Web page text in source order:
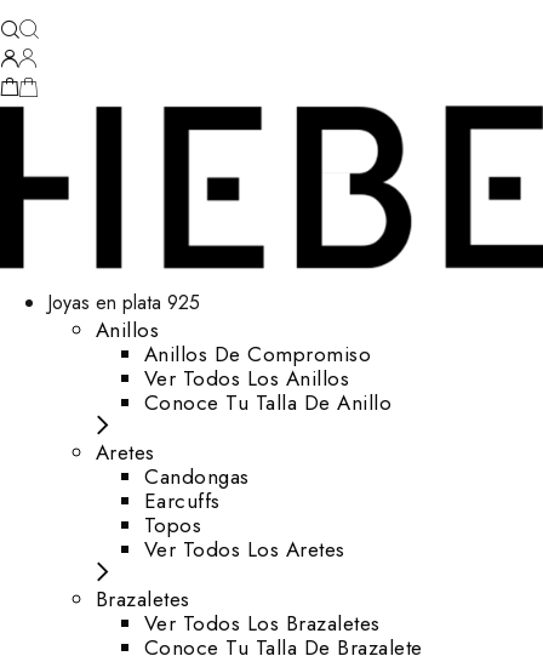
Joyas en plata 925
Anillos
Anillos De Compromiso
Ver Todos Los Anillos
Conoce Tu Talla De Anillo
Aretes
⁠Candongas
Earcuffs
Topos
Ver Todos Los Aretes
Brazaletes
Ver Todos Los Brazaletes
Conoce Tu Talla De Brazalete